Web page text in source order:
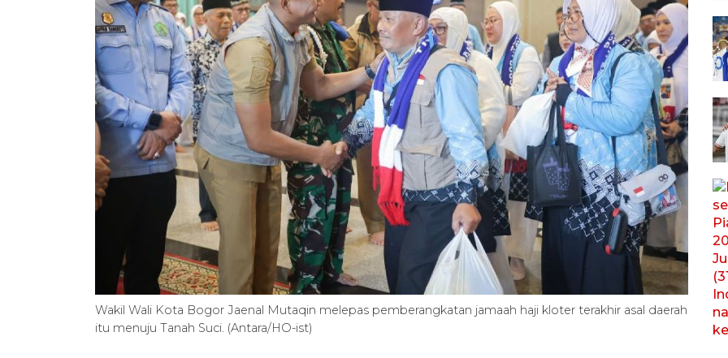
Wakil Wali Kota Bogor Jaenal Mutaqin melepas pemberangkatan jamaah haji kloter terakhir asal daerah
itu menuju Tanah Suci. (Antara/HO-ist)